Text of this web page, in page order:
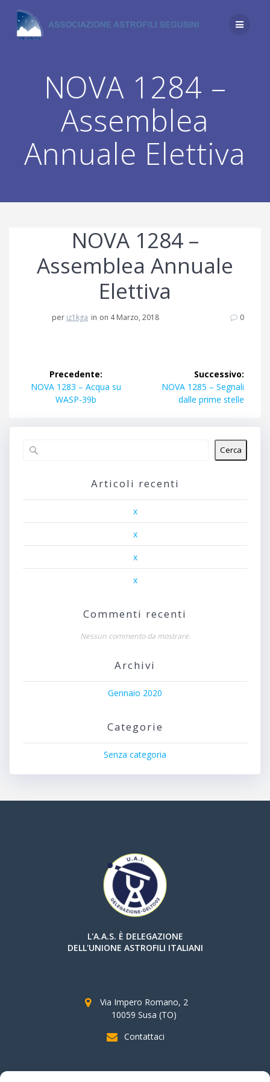
contenuto
NOVA 1284 –
Assemblea
Annuale Elettiva
NOVA 1284 –
Assemblea Annuale
Elettiva
per iz1kga in on 4 Marzo, 2018 0
Navigazione
articoli
Precedente:
Articolo
precedente:
NOVA 1283 – Acqua su
WASP-39b
Successivo:
Articolo
successivo:
NOVA 1285 – Segnali
dalle prime stelle
Cerca
Articoli recenti
x
x
x
x
Commenti recenti
Nessun commento da mostrare.
Archivi
Gennaio 2020
Categorie
Senza categoria
L'A.A.S. È DELEGAZIONE
DELL'UNIONE ASTROFILI ITALIANI
Via Impero Romano, 2
10059 Susa (TO)
Contattaci